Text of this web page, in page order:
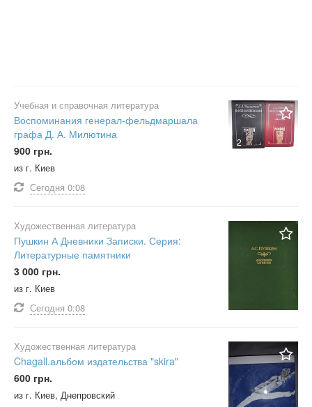
2
Учебная и справочная литература
Воспоминания генерал-фельдмаршала
графа Д. А. Милютина
900 грн.
из г. Киев
Сегодня 0:08
Художественная литература
Пушкин А Дневники Записки. Серия:
Литературные памятники
3 000 грн.
из г. Киев
Сегодня 0:08
Художественная литература
Chagall.альбом издательства "skira"
600 грн.
из г. Киев, Днепровский